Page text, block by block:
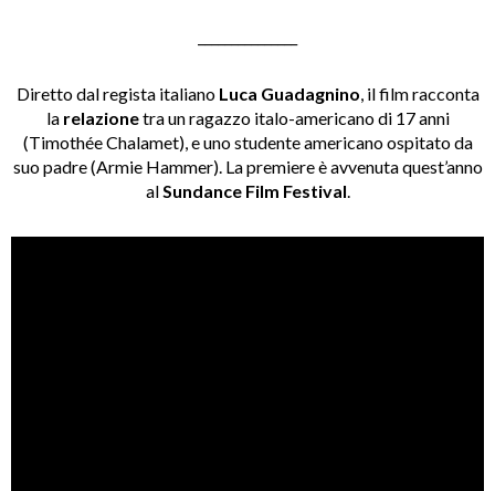
Diretto dal regista italiano Luca Guadagnino, il film racconta
la relazionetra un ragazzo italo-americano di 17 anni
(Timothée Chalamet), e uno studente americano ospitato da
suo padre (Armie Hammer). La premiere è avvenuta quest’anno
alSundance Film Festival.